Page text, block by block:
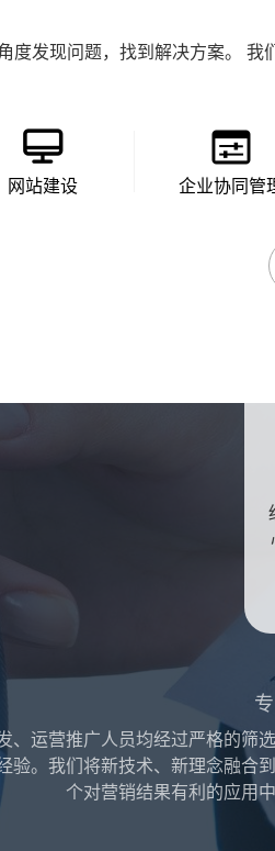
度发现问题，找到解决方案。
网站建设 企业协同管
、运营推广人员均经过严格的筛
验。我们将新技术、新理念融合
个对营销结果有利的应用